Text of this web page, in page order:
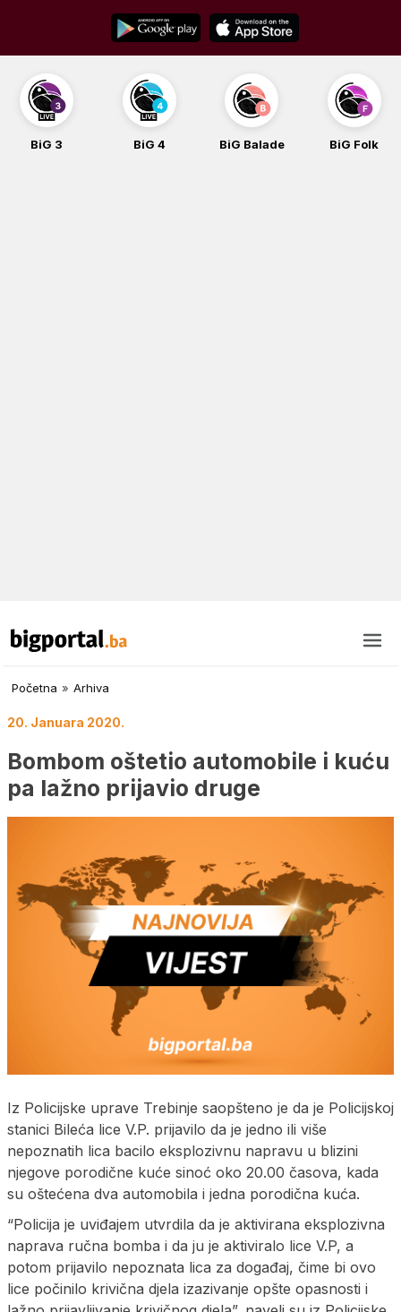
content
BiG 3 BiG 4 BiG Balade BiG Folk
Početna » Arhiva
20. Januara 2020.
Bombom oštetio automobile i kuću
pa lažno prijavio druge
Iz Policijske uprave Trebinje saopšteno je da je Policijskoj
stanici Bileća lice V.P. prijavilo da je jedno ili više
nepoznatih lica bacilo eksplozivnu napravu u blizini
njegove porodične kuće sinoć oko 20.00 časova, kada
su oštećena dva automobila i jedna porodična kuća.
“Policija je uviđajem utvrdila da je aktivirana eksplozivna
naprava ručna bomba i da ju je aktiviralo lice V.P, a
potom prijavilo nepoznata lica za događaj, čime bi ovo
lice počinilo krivična djela izazivanje opšte opasnosti i